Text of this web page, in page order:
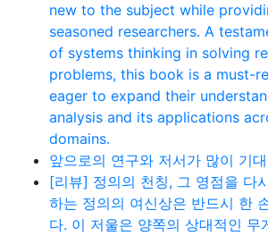
new to the subject while
seasoned researchers. A
of systems thinking in solving
problems, this book is a must-
eager to expand their
analysis and its applications
domains.
앞으로의 연구와 저서가 많이 기
[리뷰] 정의의 천칭, 그 영점을 다
하는 정의의 여신상은 반드시 한
다. 이 저울은 양쪽의 상대적인 무